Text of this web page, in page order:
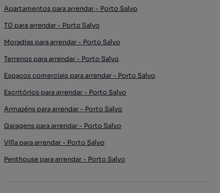
Apartamentos para arrendar - Porto Salvo
T0 para arrendar - Porto Salvo
Moradias para arrendar - Porto Salvo
Terrenos para arrendar - Porto Salvo
Espaços comerciais para arrendar - Porto Salvo
Escritórios para arrendar - Porto Salvo
Armazéns para arrendar - Porto Salvo
Garagens para arrendar - Porto Salvo
Villa para arrendar - Porto Salvo
Penthouse para arrendar - Porto Salvo